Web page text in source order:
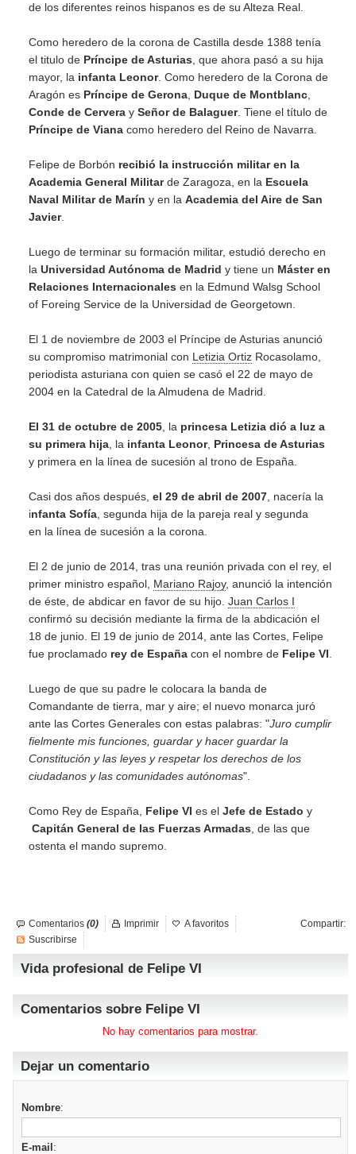
de los diferentes reinos hispanos es de su Alteza Real.
Como heredero de la corona de Castilla desde 1388 tenía
el titulo de Príncipe de Asturias , que ahora pasó a su hija
mayor, la infanta Leonor. Como heredero de la Corona de
Aragón es Príncipe de Gerona Duque de Montblanc
Conde de Cervera y Señor de Balaguer. Tiene el título de
Príncipe de Viana como heredero del Reino de Navarra.
Felipe de Borbón recibió la instrucción militar en la
Academia General Militarde Zaragoza, en la Escuela
Naval Militar de Marín y en la Academia del Aire de San
Javier.
Luego de terminar su formación militar, estudió derecho en
la Universidad Autónoma de Madrid y tiene un Máster en
Relaciones Internacionales en la Edmund Walsg School
of Foreing Service de la Universidad de Georgetown.
El 1 de noviembre de 2003 el Príncipe de Asturias anunció
su compromiso matrimonial con Letizia Ortiz Rocasolamo,
periodista asturiana con quien se casó el 22 de mayo de
2004 en la Catedral de la Almudena de Madrid.
El 31 de octubre de 2005 , la princesa Letizia dió a luz a
su primera hija , la infanta Leonor, Princesa de Asturias
y primera en la línea de sucesión al trono de España.
Casi dos años después, el 29 de abril de 2007 , nacería la
infanta Sofía , segunda hija de la pareja real y segunda
en la línea de sucesión a la corona.
El 2 de junio de 2014, tras una reunión privada con el rey, el
primer ministro español, Mariano Rajoy, anunció la intención
de éste, de abdicar en favor de su hijo. Juan Carlos I
confirmó su decisión mediante la firma de la abdicación el
18 de junio. El 19 de junio de 2014, ante las Cortes, Felipe
fue proclamado rey de España con el nombre de Felipe VI
Luego de que su padre le colocara la banda de
Comandante de tierra, mar y aire; el nuevo monarca juró
ante las Cortes Generales con estas palabras: "Juro cumplir
fielmente mis funciones, guardar y hacer guardar la
Constitución y las leyes y respetar los derechos de los
ciudadanos y las comunidades autónomas".
Como Rey de España, Felipe VI es el Jefe de Estado y
Capitán General de las Fuerzas Armadas , de las que
ostenta el mando supremo.
Comentarios (0) Compartir:
Imprimir
A favoritos
Suscribirse
Vida profesional de Felipe VI
Comentarios sobre Felipe VI
No hay comentarios para mostrar.
Dejar un comentario
Nombre:
E-mail :